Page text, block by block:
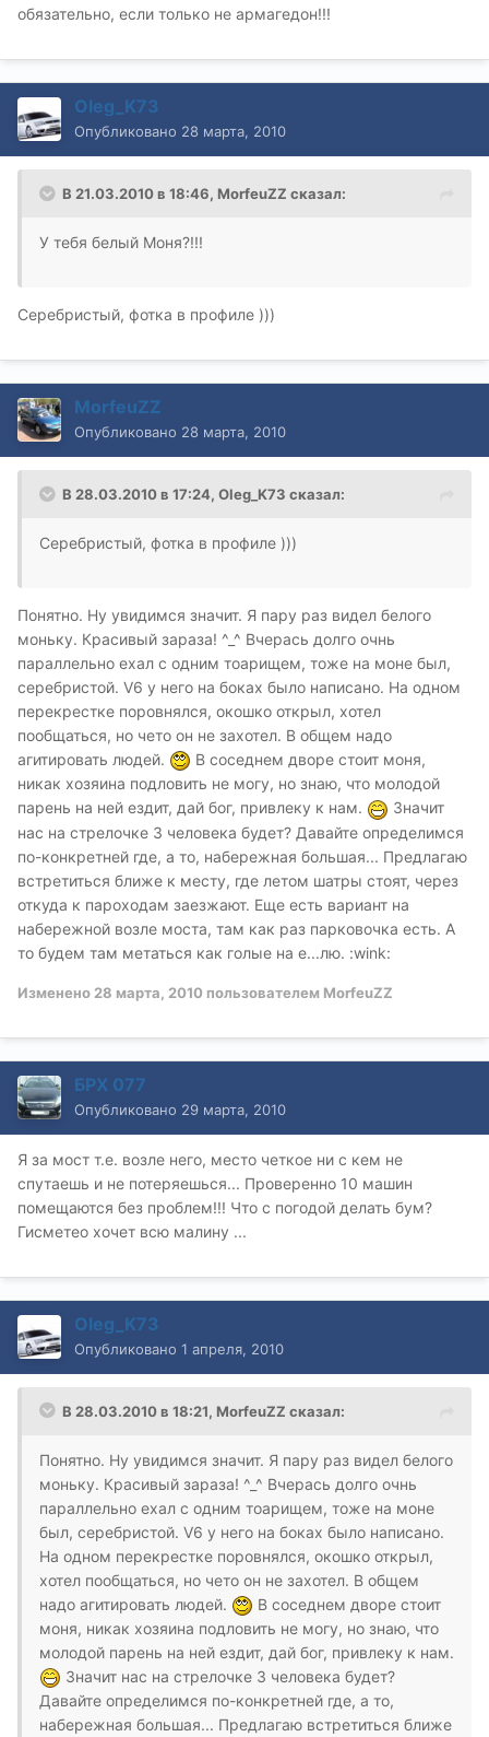
обязательно, если только не армагедон!!!
Oleg_K73
Опубликовано 28 марта, 2010
В 21.03.2010 в 18:46, MorfeuZZ сказал:
У тебя белый Моня?!!!
Серебристый, фотка в профиле )))
MorfeuZZ
Опубликовано 28 марта, 2010
В 28.03.2010 в 17:24, Oleg_K73 сказал:
Серебристый, фотка в профиле )))
Понятно. Ну увидимся значит. Я пару раз видел белого
моньку. Красивый зараза! ^_^ Вчерась долго очнь
параллельно ехал с одним тоарищем, тоже на моне был,
серебристой. V6 у него на боках было написано. На одном
перекрестке поровнялся, окошко открыл, хотел
пообщаться, но чето он не захотел. В общем надо
агитировать людей.
В соседнем дворе стоит моня,
никак хозяина подловить не могу, но знаю, что молодой
парень на ней ездит, дай бог, привлеку к нам.
Значит
нас на стрелочке 3 человека будет? Давайте определимся
по-конкретней где, а то, набережная большая... Предлагаю
встретиться ближе к месту, где летом шатры стоят, через
откуда к пароходам заезжают. Еще есть вариант на
набережной возле моста, там как раз парковочка есть. А
то будем там метаться как голые на е...лю. :wink:
Изменено 28 марта, 2010 пользователем MorfeuZZ
БРХ 077
Опубликовано 29 марта, 2010
Я за мост т.е. возле него, место четкое ни с кем не
спутаешь и не потеряешься... Проверенно 10 машин
помещаются без проблем!!! Что с погодой делать бум?
Гисметео хочет всю малину ...
Oleg_K73
Опубликовано 1 апреля, 2010
В 28.03.2010 в 18:21, MorfeuZZ сказал:
Понятно. Ну увидимся значит. Я пару раз видел белого
моньку. Красивый зараза! ^_^ Вчерась долго очнь
параллельно ехал с одним тоарищем, тоже на моне
был, серебристой. V6 у него на боках было написано.
На одном перекрестке поровнялся, окошко открыл,
хотел пообщаться, но чето он не захотел. В общем
надо агитировать людей.
В соседнем дворе стоит
моня, никак хозяина подловить не могу, но знаю, что
молодой парень на ней ездит, дай бог, привлеку к нам.
Значит нас на стрелочке 3 человека будет?
Давайте определимся по-конкретней где, а то,
набережная большая... Предлагаю встретиться ближе